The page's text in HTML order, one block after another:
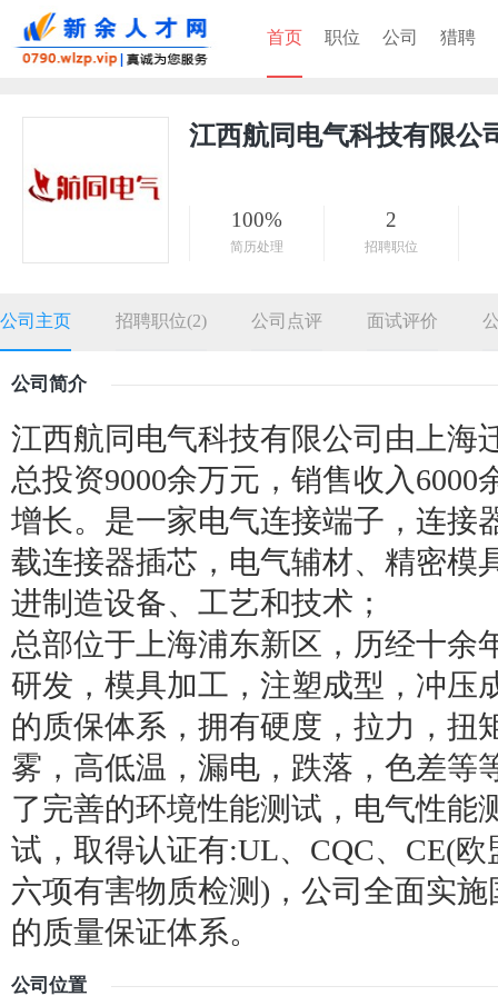
首页 职位 公司 猎聘
江西航同电气科技有限公
100%
简历处理
2
招聘职位
公司主页 招聘职位(2) 公司点评 面试评价
公司简介
江西航同电气科技有限公司由上海
总投资9000余万元，销售收入6000
增长。是一家电气连接端子，连接
载连接器插芯，电气辅材、精密模
进制造设备、工艺和技术；
总部位于上海浦东新区，历经十余
研发，模具加工，注塑成型，冲压
的质保体系，拥有硬度，拉力，扭
雾，高低温，漏电，跌落，色差等
了完善的环境性能测试，电气性能
试，取得认证有:UL、CQC、CE(欧
六项有害物质检测)，公司全面实
的质量保证体系。
公司位置